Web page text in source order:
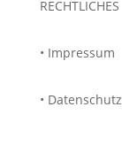
RECHTLICHES
• Impressum
• Datenschutz